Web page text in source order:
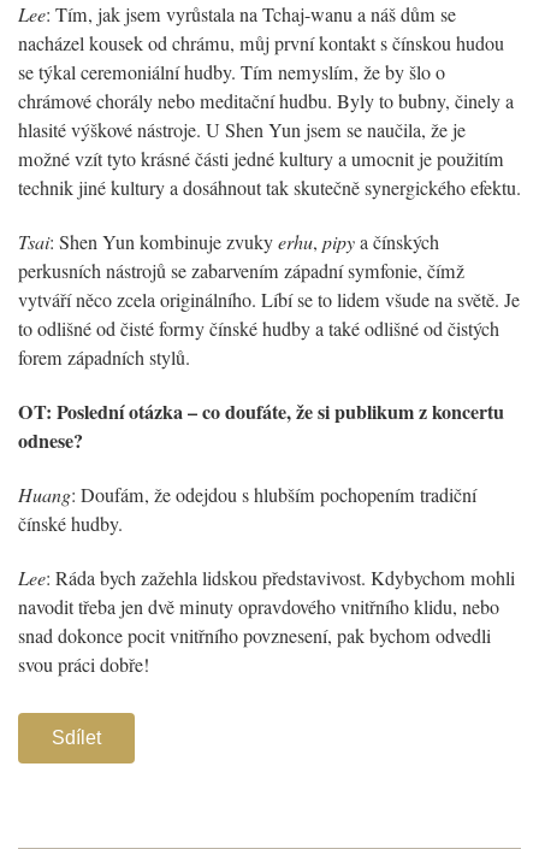
Lee: Tím, jak jsem vyrůstala na Tchaj-wanu a náš dům se
nacházel kousek od chrámu, můj první kontakt s čínskou hudou
se týkal ceremoniální hudby. Tím nemyslím, že by šlo o
chrámové chorály nebo meditační hudbu. Byly to bubny, činely a
hlasité výškové nástroje. U Shen Yun jsem se naučila, že je
možné vzít tyto krásné části jedné kultury a umocnit je použitím
technik jiné kultury a dosáhnout tak skutečně synergického efektu.
Tsai: Shen Yun kombinuje zvukyerhu, pipya čínských
perkusních nástrojů se zabarvením západní symfonie, čímž
vytváří něco zcela originálního. Líbí se to lidem všude na světě. Je
to odlišné od čisté formy čínské hudby a také odlišné od čistých
forem západních stylů.
OT: Poslední otázka – co doufáte, že si publikum z koncertu
odnese?
Huang: Doufám, že odejdou s hlubším pochopením tradiční
čínské hudby.
Lee: Ráda bych zažehla lidskou představivost. Kdybychom mohli
navodit třeba jen dvě minuty opravdového vnitřního klidu, nebo
snad dokonce pocit vnitřního povznesení, pak bychom odvedli
svou práci dobře!
Sdílet